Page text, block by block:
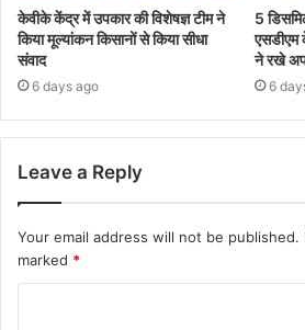
केवीके केंद्र में उपकार की विशेषज्ञ टीम ने
किया मूल्यांकन किसानों से किया सीधा
संवाद
6 days ago
5
एसडीएम
ने रखे
6
Leave a Reply
Your email address will not be published.
marked *